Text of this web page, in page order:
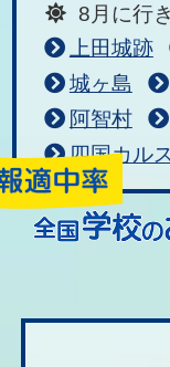
8月に行
上田城跡
城ヶ島
阿智村
四国カル